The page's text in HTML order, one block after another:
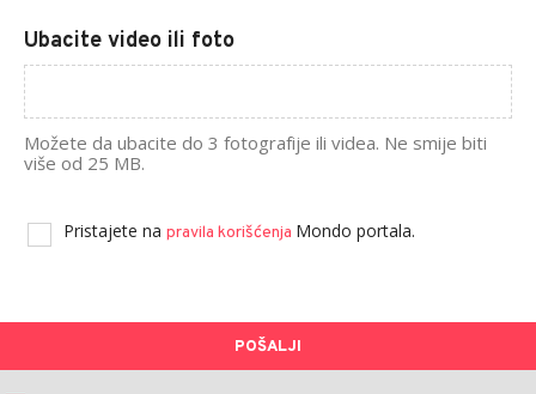
Ubacite video ili foto
Možete da ubacite do 3 fotografije ili videa. Ne smije biti
više od 25 MB.
Pristajete na pravila korišćenja Mondo portala.
POŠALJI